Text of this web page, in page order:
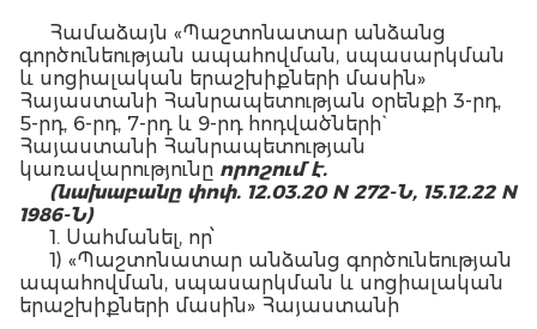
Համաձայն «Պաշտոնատար անձանց
գործունեության ապահովման, սպասարկման
և սոցիալական երաշխիքների մասին»
Հայաստանի Հանրապետության օրենքի 3-րդ,
5-րդ, 6-րդ, 7-րդ և 9-րդ հոդվածների`
Հայաստանի Հանրապետության
կառավարությունը որոշում է.
(նախաբանը փոփ. 12.03.20 N 272-Ն, 15.12.22 N
1986-Ն)
1. Սահմանել, որ՝
1) «Պաշտոնատար անձանց գործունեության
ապահովման, սպասարկման և սոցիալական
երաշխիքների մասին» Հայաստանի